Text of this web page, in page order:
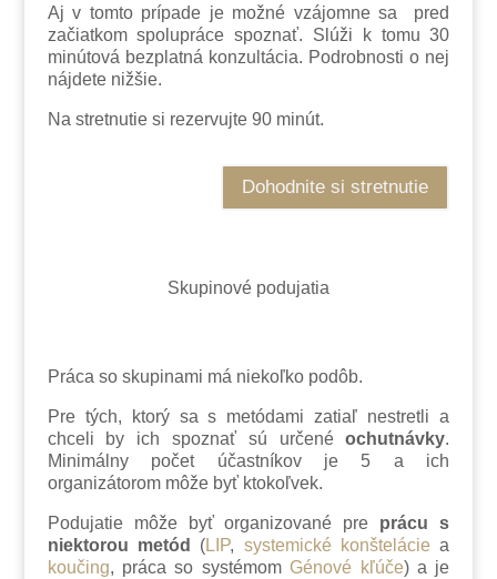
Aj v tomto prípade je možné vzájomne sa pred
začiatkom spolupráce spoznať. Slúži k tomu 30
minútová bezplatná konzultácia. Podrobnosti o nej
nájdete nižšie.
Na stretnutie si rezervujte 90 minút.
Dohodnite si stretnutie
Skupinové podujatia
Práca so skupinami má niekoľko podôb.
Pre tých, ktorý sa s metódami zatiaľ nestretli a
chceli by ich spoznať sú určenéochutnávky.
Minimálny počet účastníkov je 5 a ich
organizátorom môže byť ktokoľvek.
Podujatie môže byť organizované pre prácu s
niektorou metód
(LIP, systemické konštelácie a
koučing, práca so systémom Génové kľúče) a je